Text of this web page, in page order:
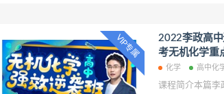
~2.mp403.第一
一阶段第4讲.高
VIP专属
2022李政高
考无机化学重
化学 高中化
课程简介本篇李